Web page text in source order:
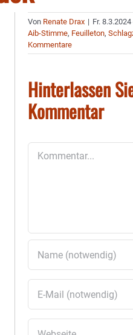
Von Renate Drax | Fr. 8.3.2024
Aib-Stimme, Feuilleton,
Kommentare
Hinterlassen
Kommentar